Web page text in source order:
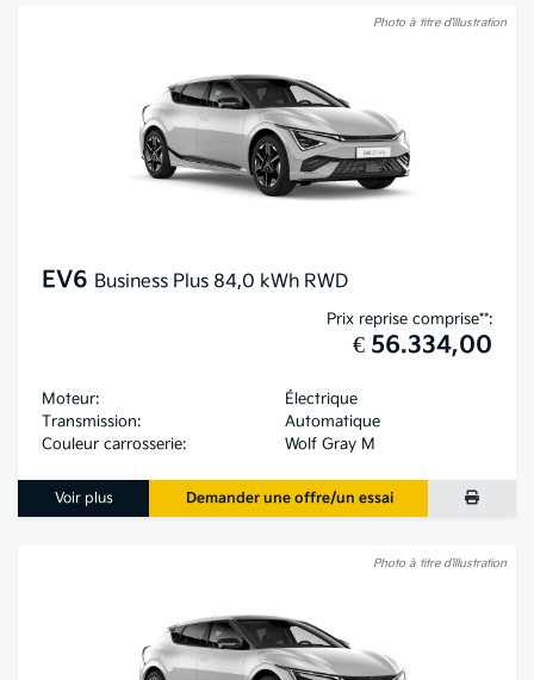
Photo à titre d’illustration
EV6 Business Plus 84,0 kWh RWD
Prix reprise comprise**:
€ 56.334,00
Moteur:
Électrique
Transmission:
Automatique
Couleur carrosserie:
Wolf Gray M
Voir plus Demander une offre/un essai
Photo à titre d’illustration